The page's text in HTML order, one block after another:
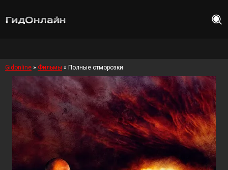
Gidonline » Фильмы » Полные отморозки